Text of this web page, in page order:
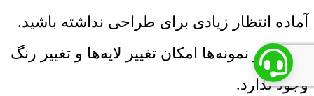
آماده انتظار زیادی برای طراحی نداشته باشید.
در بیشتر نمونه‌ها امکان تغییر لایه‌ها و تغییر رنگ
وجود ندارد.